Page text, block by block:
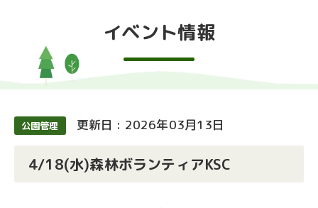
イベント情報
公園管理 更新日 : 2026年03月13日
4/18(水)森林ボランティアKSC